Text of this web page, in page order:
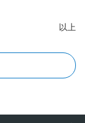
以上